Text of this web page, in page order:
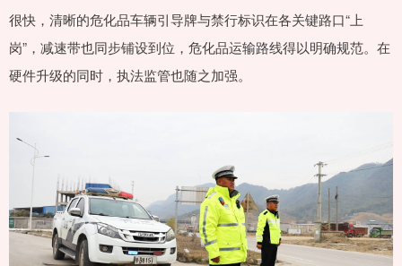
很快，清晰的危化品车辆引导牌与禁行标识在各关键路口“上
岗”，减速带也同步铺设到位，危化品运输路线得以明确规范。在
硬件升级的同时，执法监管也随之加强。